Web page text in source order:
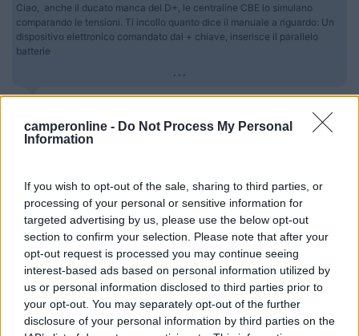
camperonline - Do Not Process My Personal
Information
If you wish to opt-out of the sale, sharing to third parties, or
processing of your personal or sensitive information for
targeted advertising by us, please use the below opt-out
section to confirm your selection. Please note that after your
opt-out request is processed you may continue seeing
interest-based ads based on personal information utilized by
us or personal information disclosed to third parties prior to
your opt-out. You may separately opt-out of the further
disclosure of your personal information by third parties on the
Ciao, anche il ducato manca del D+, le centraline CBE lo simulano
comparando le tensioni. Ti incollo quanto dice il manuale a riguardo: Un
dispositivo elettronico comandato dal + chiave, inserisce il parallelo
batterie
...
https://www.ipersolar.it/index....
perchè ho già iquesto parallelatore cbe vicino al regolatore di
vorrei fare partire il D+ solo a tensione sopra 14v e staccarlo
appena sotto i 14v, in maniera da essere certo che il D+ sia
attivo solo quando carica l'alternatore a motore acceso perchè
nel mio caso il D+ risulta essere molto importante per muoversi
in sicurezza ,oltre le altre cose mi attiva lo scalino e la parabola
carpe diem ......